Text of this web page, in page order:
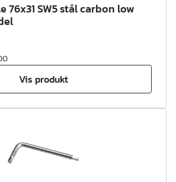
76x31 SW5 stål carbon low
Vis produkt